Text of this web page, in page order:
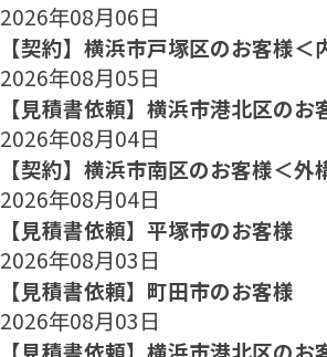
2026年08月06日
【契約】横浜市戸塚区のお客様＜
2026年08月05日
【見積書依頼】横浜市港北区のお
2026年08月04日
【契約】横浜市南区のお客様＜外
2026年08月04日
【見積書依頼】平塚市のお客様
2026年08月03日
【見積書依頼】町田市のお客様
2026年08月03日